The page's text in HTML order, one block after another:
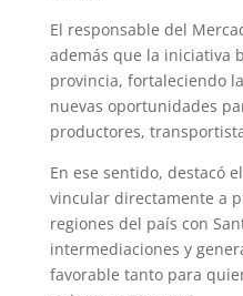
El responsable del
además que la iniciativa
provincia, fortaleciendo
nuevas oportunidades
productores,
En ese sentido, destacó
vincular directamente a
regiones del país con
intermediaciones y
favorable tanto para